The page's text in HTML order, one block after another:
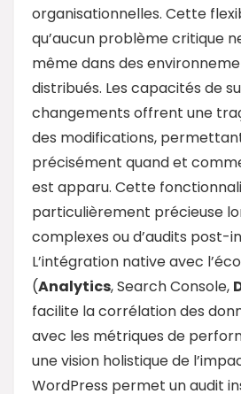
organisationnelles. Cette
qu’aucun problème critique
même dans des
distribués. Les capacités de
changements offrent une
des modifications,
précisément quand et
est apparu. Cette
particulièrement précieuse
complexes ou d’audits post-
L’intégration native avec
(Analytics, Search Console,
facilite la corrélation des
avec les métriques de
une vision holistique de
WordPress permet un audit